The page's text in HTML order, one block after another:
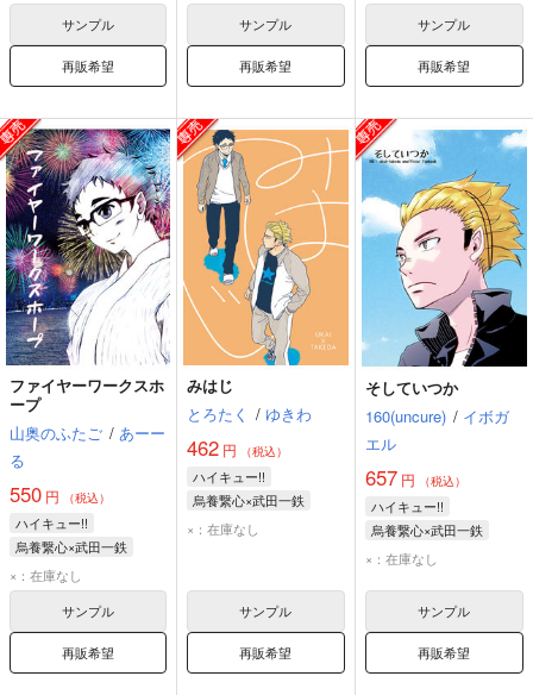
サンプル
再販希望
サンプル
再販希望
サンプル
再販希望
ファイヤーワークスホ
ープ
山奥のふたご / あーー
る
550 円 （税込）
ハイキュー!!
烏養繋心×武田一鉄
烏養繋心
×：在庫なし
サンプル
再販希望
みはじ
とろたく / ゆきわ
462 円 （税込）
ハイキュー!!
烏養繋心×武田一鉄
烏養繋心
×：在庫なし
サンプル
再販希望
そしていつか
160(uncure) / イボガ
エル
657円 （税込）
ハイキュー!!
烏養繋心×武田一鉄
烏養繋心
×：在庫なし
サンプル
再販希望